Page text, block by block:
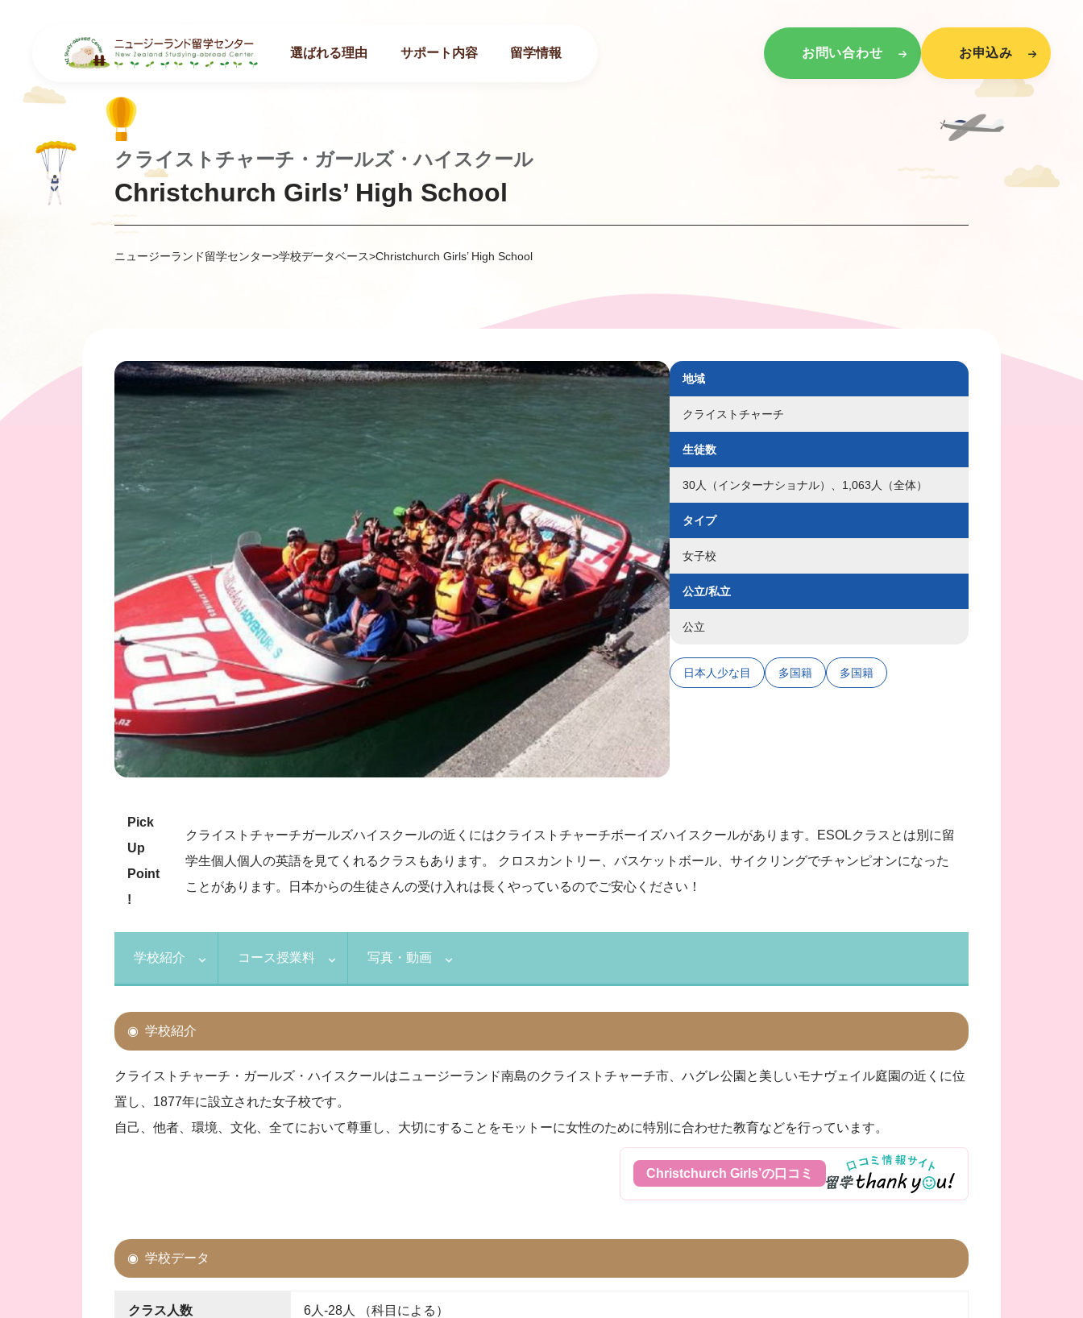
選ばれる理由 サポート内容 留学情報 お問い合わせ お申込み
Christchurch Girls’ High School
クライストチャーチ・ガールズ・ハイスクール
ニュージーランド留学センター>学校データベース>Christchurch Girls’ High School
地域
クライストチャーチ
生徒数
30人（インターナショナル）、1,063人（全体）
タイプ
女子校
公立/私立
公立
日本人少な目 多国籍 多国籍
Pick
Up
Point
!
クライストチャーチガールズハイスクールの近くにはクライストチャーチボーイズハイスクールがあります。ESOLクラスとは別に留
学生個人個人の英語を見てくれるクラスもあります。 クロスカントリー、バスケットボール、サイクリングでチャンピオンになった
ことがあります。日本からの生徒さんの受け入れは長くやっているのでご安心ください！
学校紹介 コース授業料 写真・動画
学校紹介
クライストチャーチ・ガールズ・ハイスクールはニュージーランド南島のクライストチャーチ市、ハグレ公園と美しいモナヴェイル庭園の近くに位
置し、1877年に設立された女子校です。
自己、他者、環境、文化、全てにおいて尊重し、大切にすることをモットーに女性のために特別に合わせた教育などを行っています。
Christchurch Girls’の口コミ
学校データ
クラス人数 6人-28人 （科目による）